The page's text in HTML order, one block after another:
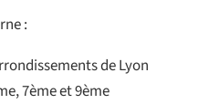
:
de Lyon
7ème et 9ème